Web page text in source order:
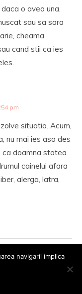
o avea una.
sau sa sara
cheama
cand stii ca ies
pm
situatia. Acum,
nu mai ies asa des
ca doamna statea
cainelui afara
alerga, latra,
navigarii implica